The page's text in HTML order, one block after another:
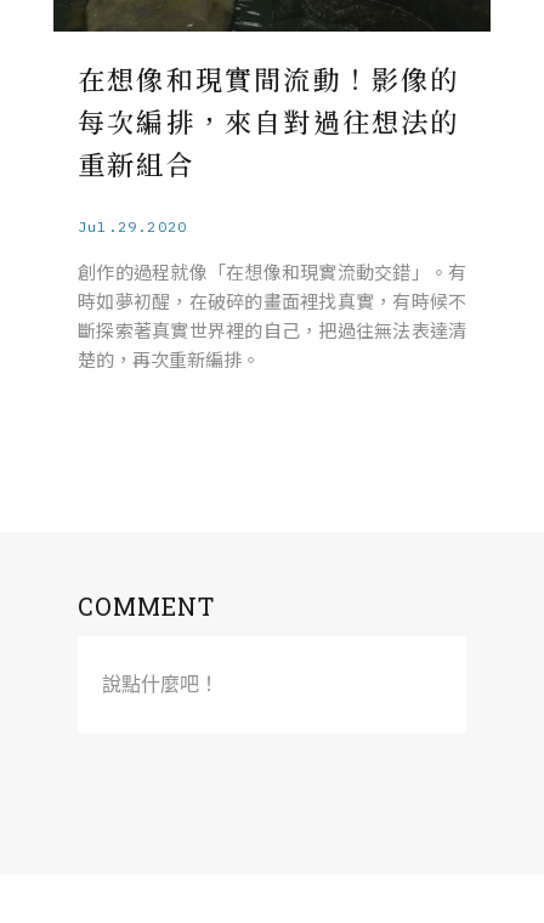
在想像和現實間流動！影像的
每次編排，來自對過往想法的
重新組合
Jul.29.2020
創作的過程就像「在想像和現實流動交錯」。有
時如夢初醒，在破碎的畫面裡找真實，有時候不
斷探索著真實世界裡的自己，把過往無法表達清
楚的，再次重新編排。
COMMENT
說點什麼吧！